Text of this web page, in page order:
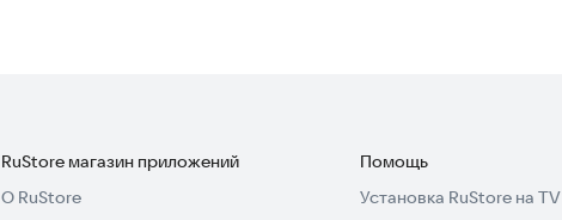
RuStore магазин приложений
О RuStore
Помощь
Установка RuStore на TV